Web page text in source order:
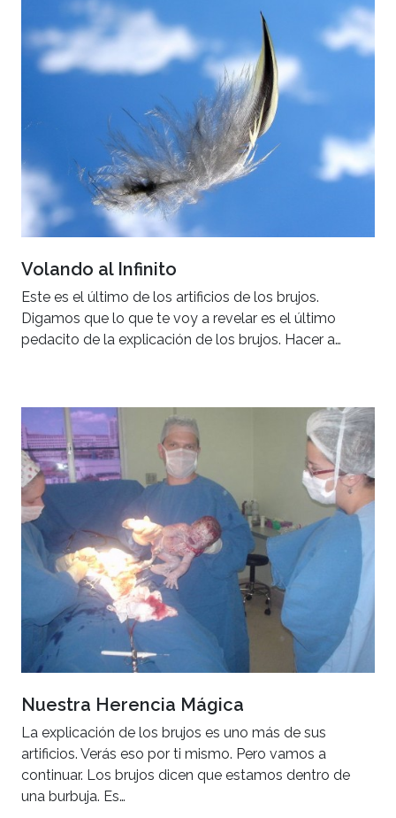
Volando al Infinito
Este es el último de los artificios de los brujos.
Digamos que lo que te voy a revelar es el último
pedacito de la explicación de los brujos. Hacer a…
Nuestra Herencia Mágica
La explicación de los brujos es uno más de sus
artificios. Verás eso por ti mismo. Pero vamos a
continuar. Los brujos dicen que estamos dentro de
una burbuja. Es…